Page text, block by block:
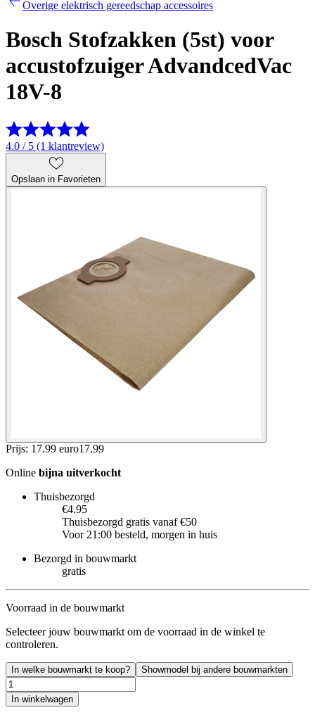
Overige elektrisch gereedschap accessoires
Bosch Stofzakken (5st) voor
accustofzuiger AdvandcedVac
18V-8
4.0 / 5 (1 klantreview)
Opslaan in Favorieten
Prijs: 17.99 euro17.99
Online bijna uitverkocht
Thuisbezorgd
€4.95
Thuisbezorgd gratis vanaf €50
Voor 21:00 besteld, morgen in huis
Bezorgd in bouwmarkt
gratis
Voorraad in de bouwmarkt
Selecteer jouw bouwmarkt om de voorraad in de winkel te
controleren.
In welke bouwmarkt te koop? Showmodel bij andere bouwmarkten
In winkelwagen